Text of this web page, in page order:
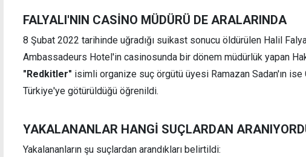
FALYALI'NIN CASİNO MÜDÜRÜ DE ARALARINDA
8 Şubat 2022 tarihinde uğradığı suikast sonucu öldürülen Halil
Ambassadeurs Hotel'in casinosunda bir dönem müdürlük yapan
"Redkitler" isimli organize suç örgütü üyesi Ramazan Sadan'ın ise
Türkiye'ye götürüldüğü öğrenildi.
YAKALANANLAR HANGİ SUÇLARDAN
Yakalananların şu suçlardan arandıkları belirtildi: